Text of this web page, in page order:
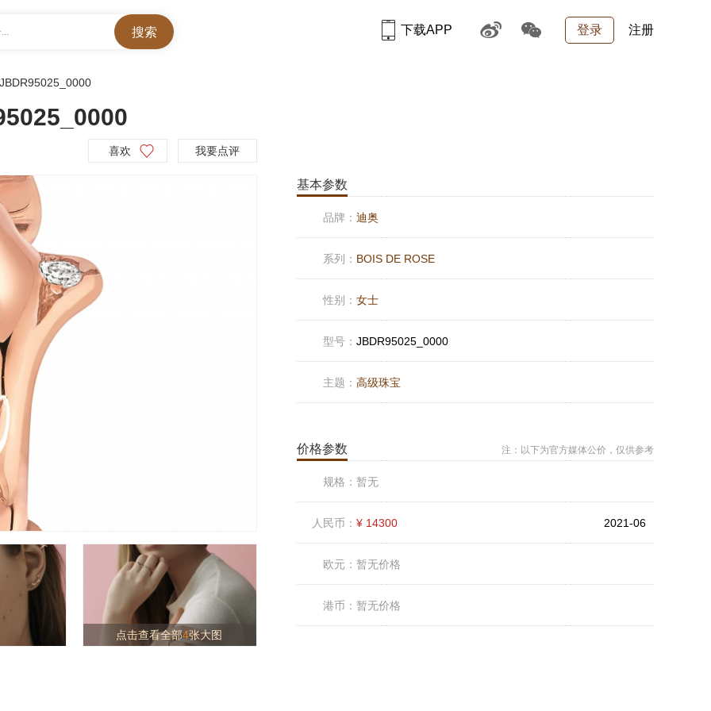
登录 注册
下载APP
JBDR95025_0000
喜欢 我要点评
点击查看全部4张大图
基本参数
品牌： 迪奥
系列： BOIS DE ROSE
性别： 女士
型号： JBDR95025_0000
主题： 高级珠宝
价格参数 注：以下为官方媒体公价，仅供参考
规格： 暂无
人民币： ¥ 14300 2021-06
欧元： 暂无价格
港币： 暂无价格